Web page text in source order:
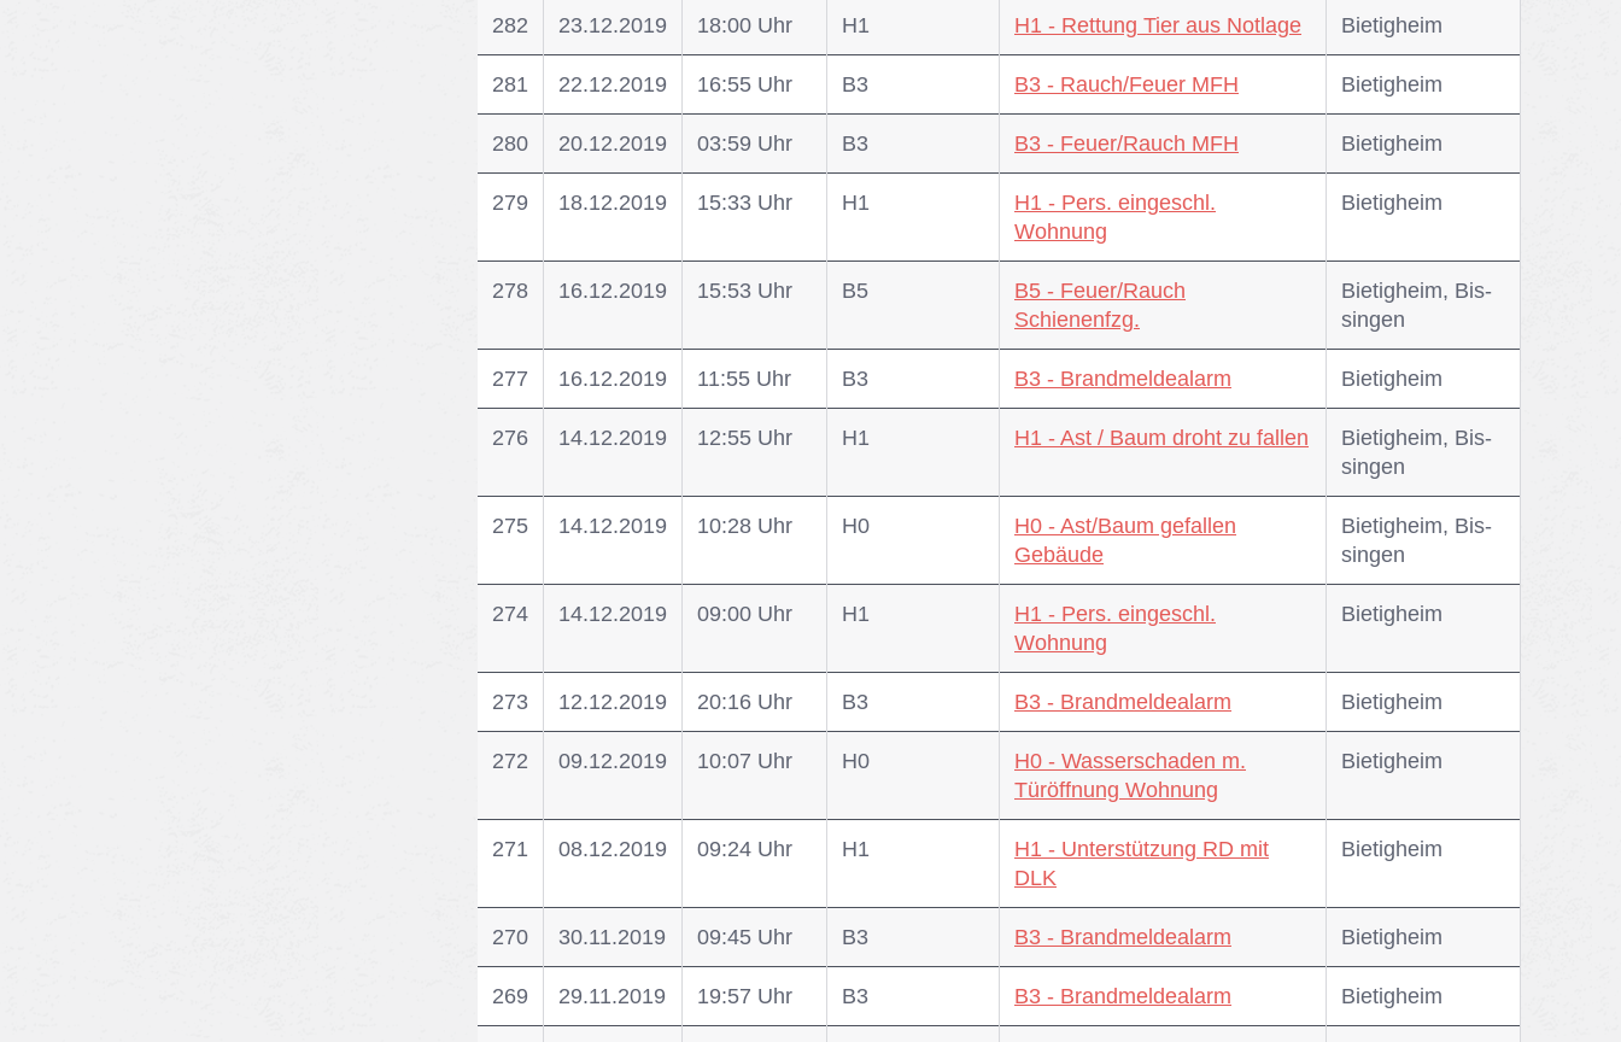
282 23.12.2019 18:00 Uhr H1 H1 - Rettung Tier aus Notlage Bie­tig­heim
281 22.12.2019 16:55 Uhr B3 B3 - Rauch/Feuer MFH Bie­tig­heim
280 20.12.2019 03:59 Uhr B3 B3 - Feuer/Rauch MFH Bie­tig­heim
279 18.12.2019 15:33 Uhr H1
H1 - Pers. eingeschl.
Wohnung
Bie­tig­heim
278 16.12.2019 15:53 Uhr B5
B5 - Feuer/Rauch
Schienenfzg.
Bie­tig­heim, Bis­
sin­gen
277 16.12.2019 11:55 Uhr B3 B3 - Brandmeldealarm Bie­tig­heim
276 14.12.2019 12:55 Uhr H1 H1 - Ast / Baum droht zu fallen
Bie­tig­heim, Bis­
sin­gen
275 14.12.2019 10:28 Uhr H0
H0 - Ast/Baum gefallen
Gebäude
Bie­tig­heim, Bis­
sin­gen
274 14.12.2019 09:00 Uhr H1
H1 - Pers. eingeschl.
Wohnung
Bie­tig­heim
273 12.12.2019 20:16 Uhr B3 B3 - Brandmeldealarm Bie­tig­heim
272 09.12.2019 10:07 Uhr H0
H0 - Wasserschaden m.
Türöffnung Wohnung
Bie­tig­heim
271 08.12.2019 09:24 Uhr H1
H1 - Unterstützung RD mit
DLK
Bie­tig­heim
270 30.11.2019 09:45 Uhr B3 B3 - Brandmeldealarm Bie­tig­heim
269 29.11.2019 19:57 Uhr B3 B3 - Brandmeldealarm Bie­tig­heim